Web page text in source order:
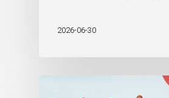
2026-06-30